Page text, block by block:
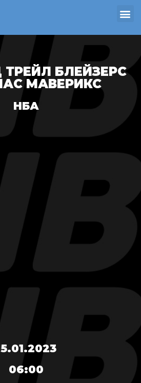
БЛЕЙЗЕРС
МАВЕРИКС
НБА
06:00